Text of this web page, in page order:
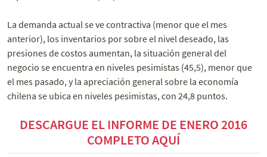
La demanda actual se ve contractiva (menor que el mes
anterior), los inventarios por sobre el nivel deseado, las
presiones de costos aumentan, la situación general del
negocio se encuentra en niveles pesimistas (45,5), menor que
el mes pasado, y la apreciación general sobre la economía
chilena se ubica en niveles pesimistas, con 24,8 puntos.
DESCARGUE EL INFORME DE ENERO 2016
COMPLETO AQUÍ